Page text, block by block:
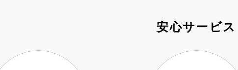
安心サービス